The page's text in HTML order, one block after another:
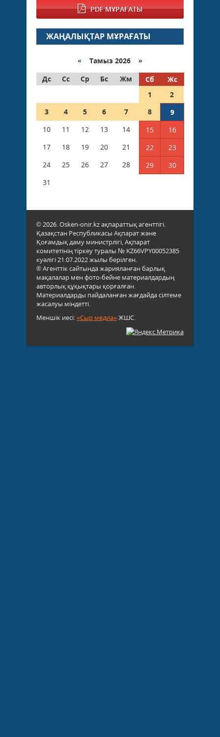
PDF МҰРАҒАТЫ
ЖАҢАЛЫҚТАР МҰРАҒАТЫ
« Тамыз 2026 »
Дс
Сс Ср Бс Жм Сб
Жс
1
2
3
4 5 6 7 8
9
10
11 12 13 14 15
16
17
18 19 20 21 22
23
24
25 26 27 28 29
30
31
© 2026. Osken-onir.kz ақпараттық агенттігі.
Қазақстан Республикасы Ақпарат және
Қоғамдық даму министрлігі, Ақпарат
комитетінің тіркеу туралы № KZ66VPY00052385
куәлігі 21.07.2022 жылы берілген.
® Агенттік сайтында жарияланған барлық
мақалалар мен фото-бейне материалдардың
авторлық құқықтары қорғалған.
Материалдарды пайдаланған жағдайда сілтеме
жасалуы міндетті.
Меншік иесі:«Сыр медиа»ЖШС.